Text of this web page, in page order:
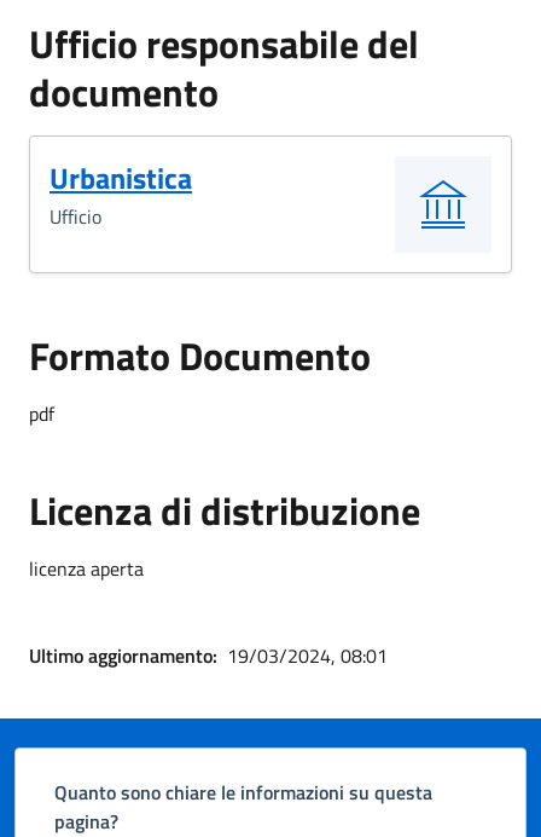
Ufficio responsabile del
documento
Urbanistica
Ufficio
Formato Documento
pdf
Licenza di distribuzione
licenza aperta
Ultimo aggiornamento: 19/03/2024, 08:01
Quanto sono chiare le informazioni su questa
pagina?